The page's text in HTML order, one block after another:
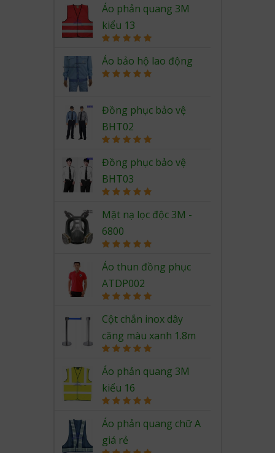
out of 5
Áo phản quang 3M
kiểu 13
out of 5
Áo bảo hộ lao động
Đồng phục bảo vệ
BHT02
out of 5
Đồng phục bảo vệ
BHT03
out of 5
Mặt nạ lọc độc 3M -
6800
out of 5
Áo thun đồng phục
ATDP002
out of 5
Cột chắn inox dây
căng màu xanh 1.8m
out of 5
Áo phản quang 3M
kiểu 16
out of 5
Áo phản quang chữ A
giá rẻ